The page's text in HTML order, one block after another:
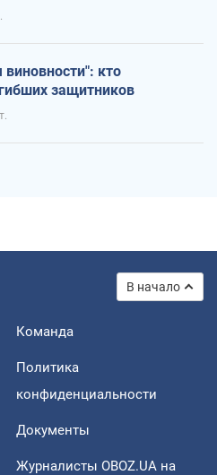
кто
защитников
В начало
Команда
Политика
конфиденциальности
Документы
Журналисты OBOZ.UA на